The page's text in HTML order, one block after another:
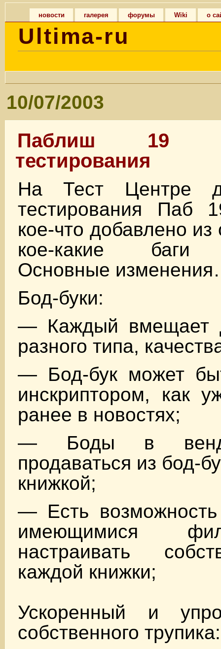
новости галерея форумы Wiki о
Ultima-ru
10/07/2003
Паблиш 19
тестирования
На Тест Центре
тестирования Паб
кое-что добавлено
кое-какие баги
Основные
Бод-буки:
— Каждый вмещает
разного типа,
— Бод-бук может
инскриптором, как
ранее в новостях;
— Боды в
продаваться из бод-
книжкой;
— Есть возможность
имеющимися
настраивать
каждой книжки;
Ускоренный и
собственного трупика: